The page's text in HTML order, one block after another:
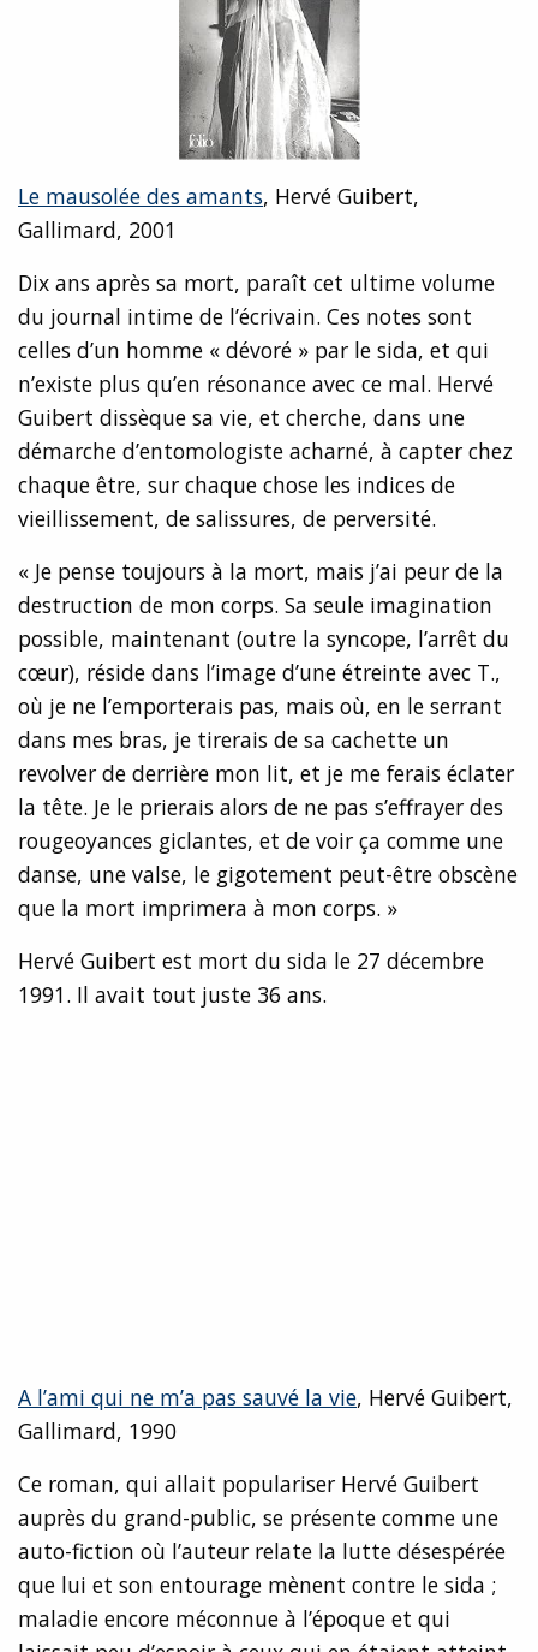
Le mausolée des amants, Hervé Guibert,
Gallimard, 2001
Dix ans après sa mort, paraît cet ultime volume
du journal intime de l’écrivain. Ces notes sont
celles d’un homme « dévoré » par le sida, et qui
n’existe plus qu’en résonance avec ce mal. Hervé
Guibert dissèque sa vie, et cherche, dans une
démarche d’entomologiste acharné, à capter chez
chaque être, sur chaque chose les indices de
vieillissement, de salissures, de perversité.
« Je pense toujours à la mort, mais j’ai peur de la
destruction de mon corps. Sa seule imagination
possible, maintenant (outre la syncope, l’arrêt du
cœur), réside dans l’image d’une étreinte avec T.,
où je ne l’emporterais pas, mais où, en le serrant
dans mes bras, je tirerais de sa cachette un
revolver de derrière mon lit, et je me ferais éclater
la tête. Je le prierais alors de ne pas s’effrayer des
rougeoyances giclantes, et de voir ça comme une
danse, une valse, le gigotement peut-être obscène
que la mort imprimera à mon corps. »
Hervé Guibert est mort du sida le 27 décembre
1991. Il avait tout juste 36 ans.
A l’ami qui ne m’a pas sauvé la vie, Hervé Guibert,
Gallimard, 1990
Ce roman, qui allait populariser Hervé Guibert
auprès du grand-public, se présente comme une
auto-fiction où l’auteur relate la lutte désespérée
que lui et son entourage mènent contre le sida ;
maladie encore méconnue à l’époque et qui